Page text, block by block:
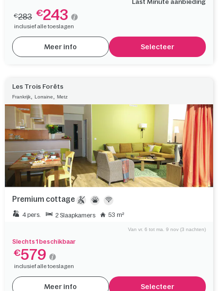
Last Minute aanbieding
€283 €243
inclusief alle toeslagen
Meer info Selecteer
Les Trois Forêts
Frankrijk Lorraine Metz
Premium cottage
4 pers. 2 Slaapkamers 53 m²
Slechts 1 beschikbaar
Van vr. 6 tot ma. 9 nov (3 nachten)
€579
inclusief alle toeslagen
Meer info Selecteer